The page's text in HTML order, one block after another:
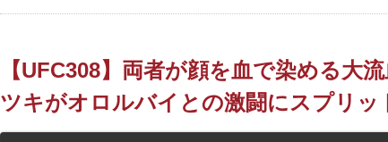
【UFC308】両者が顔を血で染める大
ツキがオロルバイとの激闘にスプリッ